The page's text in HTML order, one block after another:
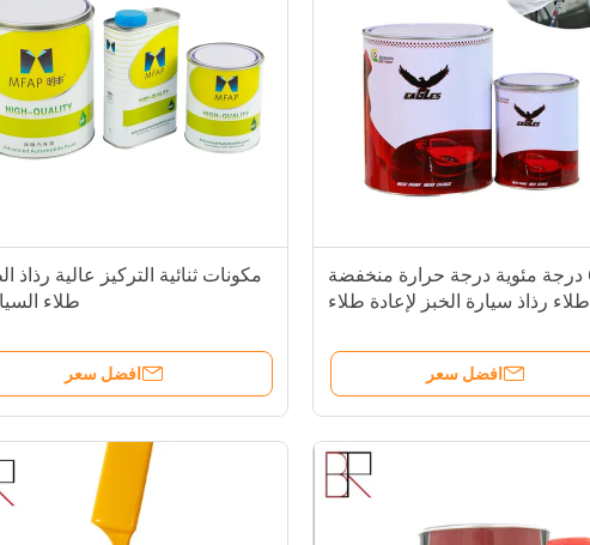
مكونات ثنائية التركيز عالية رذاذ
طلاء
افضل سعر
60 درجة مئوية درجة حرارة منخفضة
طلاء رذاذ سيارة الخبز لإعادة طلاء
افضل سعر